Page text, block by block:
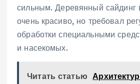
сильным. Деревянный сайдинг
очень красиво, но требовал
обработки специальными
и насекомых.
Читать статью